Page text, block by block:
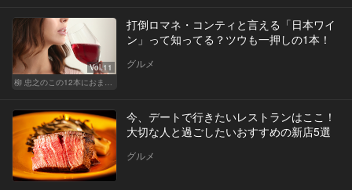
Vol.11
柳 忠之のこの12本におまかせ
打倒ロマネ・コンティと言える「日本ワイ
ン」って知ってる？ツウも一押しの1本！
グルメ
今、デートで行きたいレストランはここ！
大切な人と過ごしたいおすすめの新店5選
グルメ